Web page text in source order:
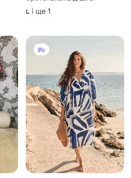
2 745 грн 4
Seasalt Cornwall
Сукня-кафтан з органічної
бавовни від seasalt
cornwall, батал
і ще 1